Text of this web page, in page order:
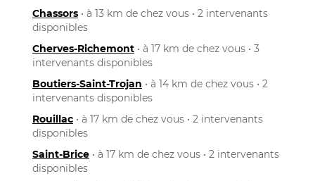
Chassors • à 13 km de chez vous • 2 intervenants
disponibles
Cherves-Richemont • à 17 km de chez vous • 3
intervenants disponibles
Boutiers-Saint-Trojan • à 14 km de chez vous • 2
intervenants disponibles
Rouillac • à 17 km de chez vous • 2 intervenants
disponibles
Saint-Brice • à 17 km de chez vous • 2 intervenants
disponibles